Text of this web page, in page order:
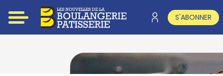
S'ABONNER